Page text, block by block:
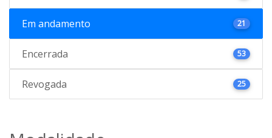
Em andamento 21
Encerrada 53
Revogada 25